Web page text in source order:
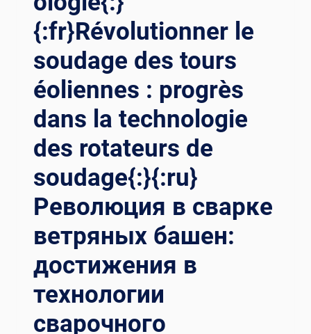
{:fr}Révolutionner le
soudage des tours
éoliennes : progrès
dans la technologie
des rotateurs de
soudage{:}{:ru}
Революция в сварке
ветряных башен:
достижения в
технологии
сварочного